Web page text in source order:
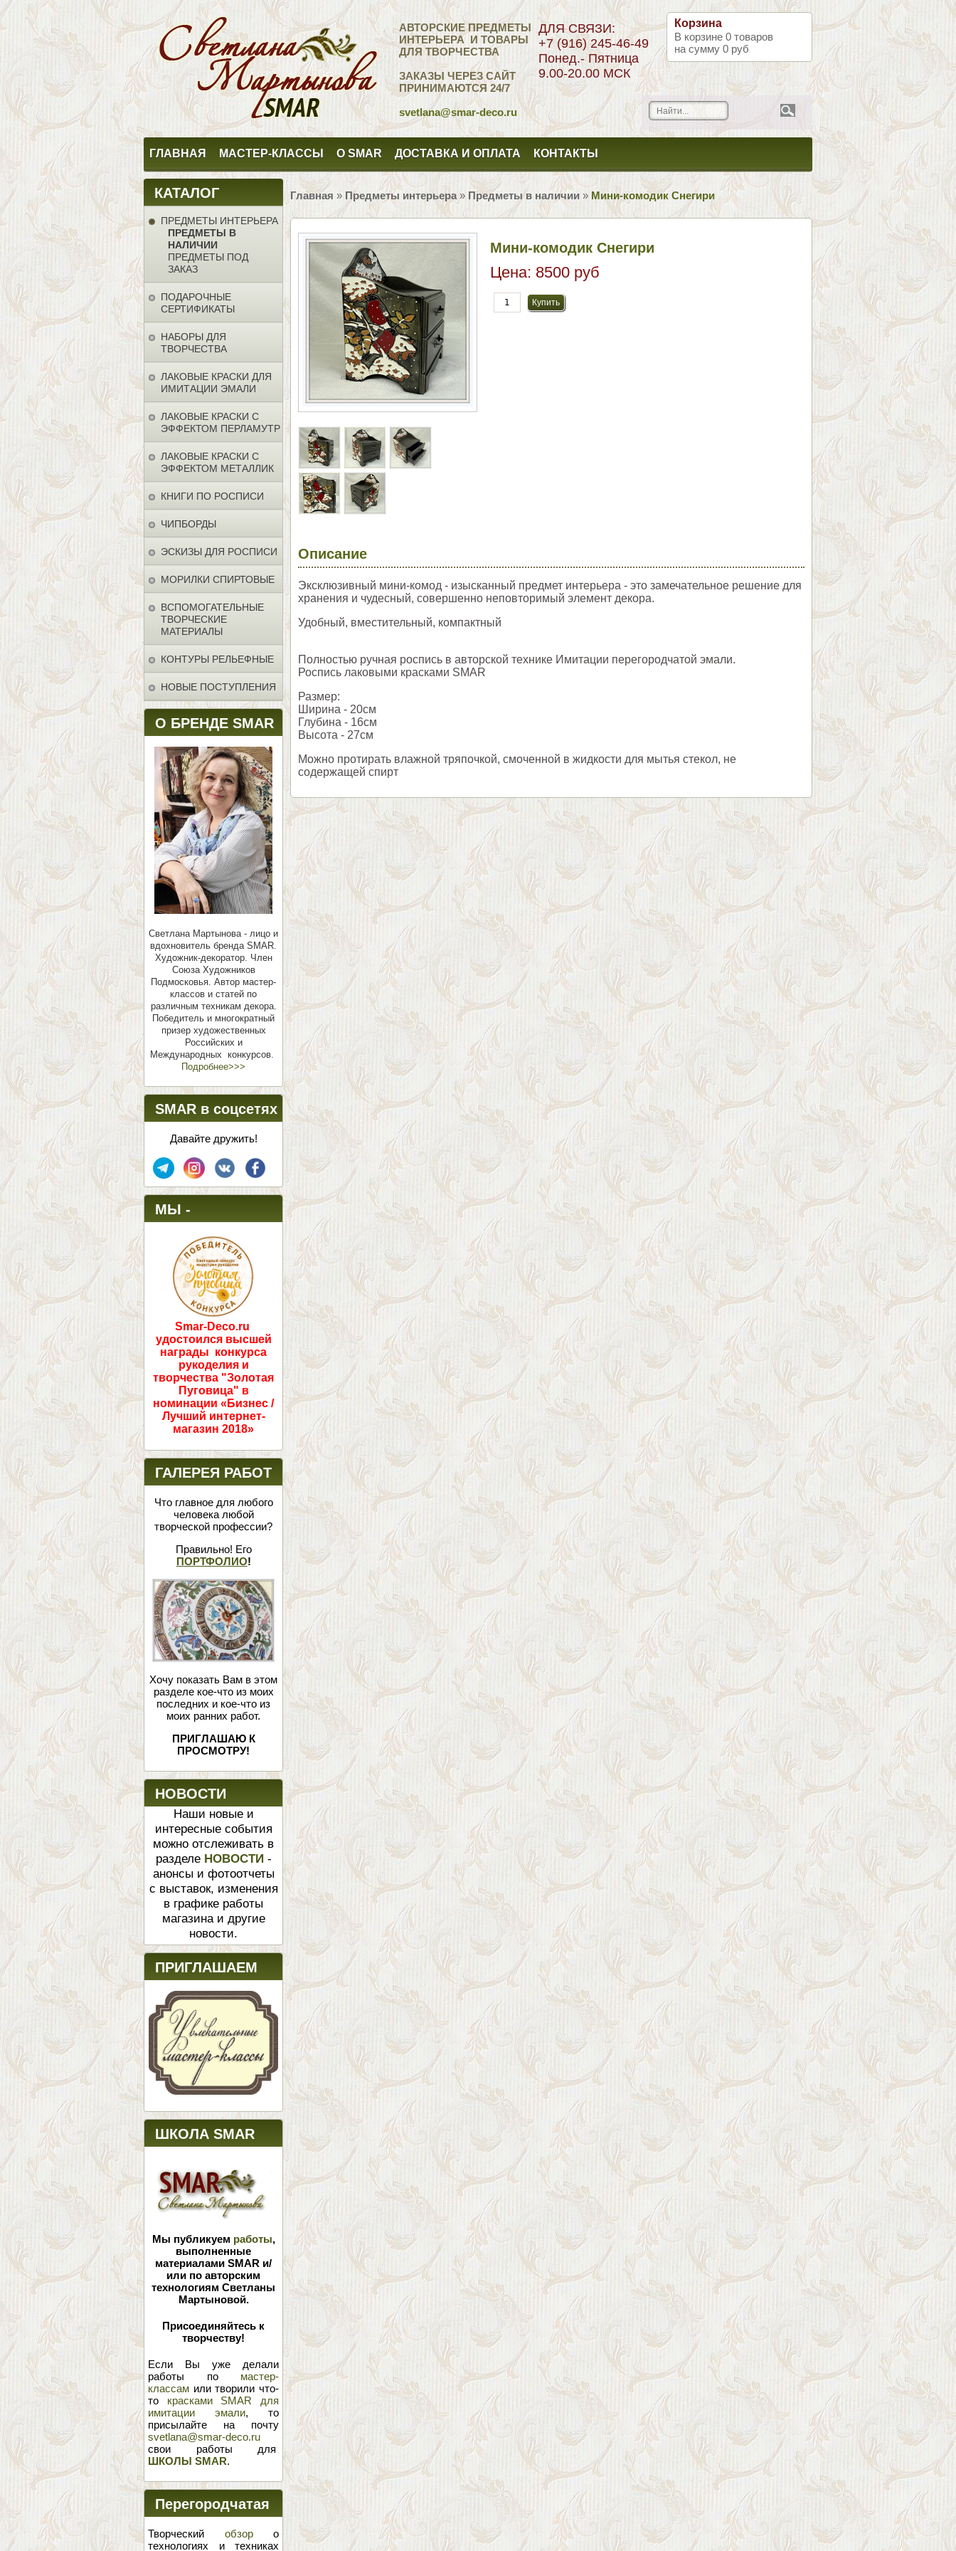
АВТОРСКИЕ ПРЕДМЕТЫ
ИНТЕРЬЕРА И ТОВАРЫ
ДЛЯ ТВОРЧЕСТВА
ЗАКАЗЫ ЧЕРЕЗ САЙТ
ПРИНИМАЮТСЯ 24/7
svetlana@smar-deco.ru
Корзина
В корзине 0 товаров
на сумму 0 руб
ДЛЯ СВЯЗИ:
+7 (916) 245-46-49
Понед.- Пятница
9.00-20.00 МСК
ГЛАВНАЯ МАСТЕР-КЛАССЫ О SMAR ДОСТАВКА И ОПЛАТА КОНТАКТЫ
КАТАЛОГ
ПРЕДМЕТЫ ИНТЕРЬЕРА
ПРЕДМЕТЫ В
НАЛИЧИИ
ПРЕДМЕТЫ ПОД
ЗАКАЗ
ПОДАРОЧНЫЕ
СЕРТИФИКАТЫ
НАБОРЫ ДЛЯ
ТВОРЧЕСТВА
ЛАКОВЫЕ КРАСКИ ДЛЯ
ИМИТАЦИИ ЭМАЛИ
ЛАКОВЫЕ КРАСКИ С
ЭФФЕКТОМ ПЕРЛАМУТР
ЛАКОВЫЕ КРАСКИ С
ЭФФЕКТОМ МЕТАЛЛИК
КНИГИ ПО РОСПИСИ
ЧИПБОРДЫ
ЭСКИЗЫ ДЛЯ РОСПИСИ
МОРИЛКИ СПИРТОВЫЕ
ВСПОМОГАТЕЛЬНЫЕ
ТВОРЧЕСКИЕ
МАТЕРИАЛЫ
КОНТУРЫ РЕЛЬЕФНЫЕ
НОВЫЕ ПОСТУПЛЕНИЯ
О БРЕНДЕ SMAR
Светлана Мартынова - лицо и
вдохновитель бренда SMAR.
Художник-декоратор. Член
Союза Художников
Подмосковья. Автор мастер-
классов и статей по
различным техникам декора.
Победитель и многократный
призер художественных
Российских и
Международных конкурсов.
Подробнее>>>
SMAR в соцсетях
Давайте дружить!
МЫ -
ПОБЕДИТЕЛИ!
Smar-Deco.ru
удостоился высшей
награды конкурса
рукоделия и
творчества "Золотая
Пуговица" в
номинации «Бизнес /
Лучший интернет-
магазин 2018»
ГАЛЕРЕЯ РАБОТ
Что главное для любого
человека любой
творческой профессии?
Правильно! Его
ПОРТФОЛИО!
Хочу показать Вам в этом
разделе кое-что из моих
последних и кое-что из
моих ранних работ.
ПРИГЛАШАЮ К
ПРОСМОТРУ!
НОВОСТИ
Наши новые и
интересные события
можно отслеживать в
разделе НОВОСТИ -
анонсы и фотоотчеты
с выставок, изменения
в графике работы
магазина и другие
новости.
ПРИГЛАШАЕМ
ШКОЛА SMAR
Мы публикуем работы,
выполненные
материалами SMAR и/
или по авторским
технологиям Светланы
Мартыновой.
Присоединяйтесь к
творчеству!
Если Вы уже делали
работы по мастер-
классам или творили что-
то красками SMAR для
имитации эмали, то
присылайте на почту
svetlana@smar-deco.ru
свои работы для
ШКОЛЫ SMAR.
Перегородчатая
эмаль
Творческий обзоро
технологиях и техниках
Главная » Предметы интерьера» Предметы в наличии » Мини-комодик Снегири
Мини-комодик Снегири
Цена: 8500 руб
Описание
Эксклюзивный мини-комод - изысканный предмет интерьера - это замечательное решение для
хранения и чудесный, совершенно неповторимый элемент декора.
Удобный, вместительный, компактный
Полностью ручная роспись в авторской технике Имитации перегородчатой эмали.
Роспись лаковыми красками SMAR
Размер:
Ширина - 20см
Глубина - 16см
Высота - 27см
Можно протирать влажной тряпочкой, смоченной в жидкости для мытья стекол, не
содержащей спирт